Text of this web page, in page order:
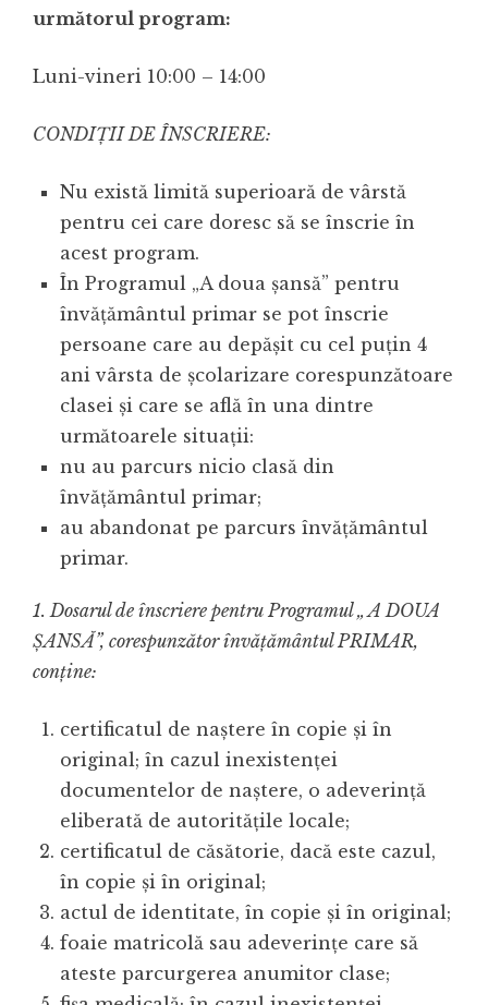
următorul program:
Luni-vineri 10:00 – 14:00
CONDIŢII DE ÎNSCRIERE:
Nu există limită superioară de vârstă
pentru cei care doresc să se înscrie în
acest program.
În Programul „A doua şansă” pentru
învăţământul primar se pot înscrie
persoane care au depăşit cu cel puţin 4
ani vârsta de şcolarizare corespunzătoare
clasei şi care se află în una dintre
următoarele situaţii:
nu au parcurs nicio clasă din
învăţământul primar;
au abandonat pe parcurs învăţământul
primar.
1. Dosarul de înscriere pentru Programul „ A DOUA
ȘANSĂ”, corespunzător învăţământul PRIMAR,
conţine:
certificatul de naştere în copie şi în
original; în cazul inexistenţei
documentelor de naştere, o adeverinţă
eliberată de autorităţile locale;
certificatul de căsătorie, dacă este cazul,
în copie şi în original;
actul de identitate, în copie şi în original;
foaie matricolă sau adeverinţe care să
ateste parcurgerea anumitor clase;